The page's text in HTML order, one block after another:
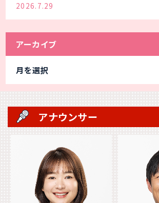
2026.7.29
アーカイブ
月を選択
アナウンサー